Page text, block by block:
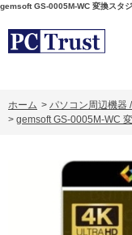
gemsoft GS-0005M-WC 変換スタ
ホーム > パソコン周辺機器
> gemsoft GS-0005M-WC